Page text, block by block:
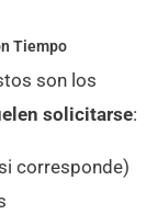
Tiempo
son los
solicitarse:
corresponde)